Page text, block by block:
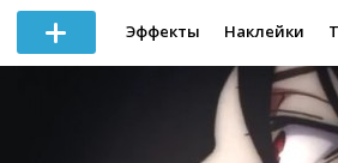
Эффекты Наклейки